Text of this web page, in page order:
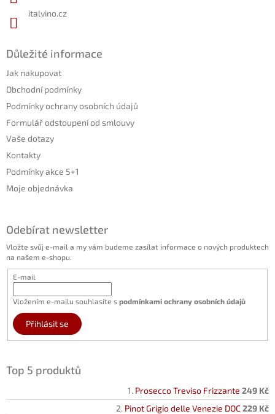
italvino.cz
Důležité informace
Jak nakupovat
Obchodní podmínky
Podmínky ochrany osobních údajů
Formulář odstoupení od smlouvy
Vaše dotazy
Kontakty
Podmínky akce 5+1
Moje objednávka
Odebírat newsletter
Vložte svůj e-mail a my vám budeme zasílat informace o nových produktech
na našem e-shopu.
E-mail
Vložením e-mailu souhlasíte s podmínkami ochrany osobních údajů
Přihlásit se
Top 5 produktů
Prosecco Treviso Frizzante 249 Kč
Pinot Grigio delle Venezie DOC229 Kč